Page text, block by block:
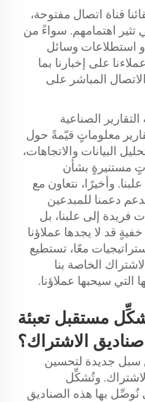
قناة اتصال مفتوحة،
تثير اهتمامهم. سواءً من
أو استطلاعات وسائل
على إخبارنا بما
المباشر على
الصناعية
معلوماتٍ قيّمةً حول
البيانات والاتجاهات،
مستنيرةٍ بشأن
وأخيرًا، نتعاون مع
دعمنا للمبدعين
فريدة إلى علبنا، بل
قد لا يجدها عملاؤنا
معًا، تستطيع
الخاصة بنا
سيحبها عملاؤنا.
مستقبل تعبئة
صناديق الاشتراك؟
سبل جديدة لتحسين
وتُشكِّل
نُوصِّل بها هذه الصناديق